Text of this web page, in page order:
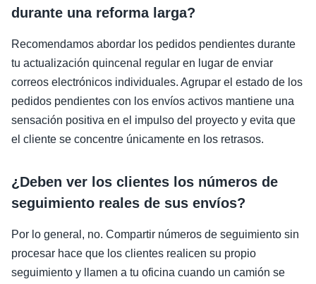
durante una reforma larga?
Recomendamos abordar los pedidos pendientes durante
tu actualización quincenal regular en lugar de enviar
correos electrónicos individuales. Agrupar el estado de los
pedidos pendientes con los envíos activos mantiene una
sensación positiva en el impulso del proyecto y evita que
el cliente se concentre únicamente en los retrasos.
¿Deben ver los clientes los números de
seguimiento reales de sus envíos?
Por lo general, no. Compartir números de seguimiento sin
procesar hace que los clientes realicen su propio
seguimiento y llamen a tu oficina cuando un camión se